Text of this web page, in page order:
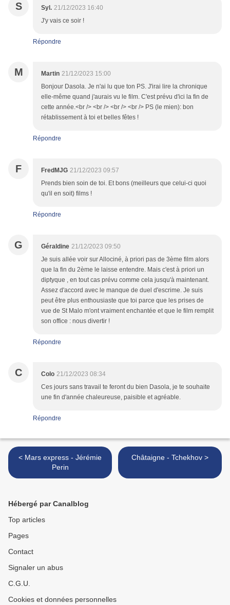
S Syl. 21/12/2023 16:40
J'y vais ce soir !
Répondre
M Martin 21/12/2023 15:00
Bonjour Dasola. Je n'ai lu que ton PS. J'irai lire la chronique
elle-même quand j'aurais vu le film. C'est prévu d'ici la fin de
cette année.<br /> <br /> <br /> <br /> PS (le mien): bon
rétablissement à toi et belles fêtes !
Répondre
F FredMJG 21/12/2023 09:57
Prends bien soin de toi. Et bons (meilleurs que celui-ci quoi
qu'il en soit) films !
Répondre
G Géraldine 21/12/2023 09:50
Je suis allée voir sur Allociné, à priori pas de 3ème film alors
que la fin du 2ème le laisse entendre. Mais c'est à priori un
diptyque , en tout cas prévu comme cela jusqu'à maintenant.
Assez d'accord avec le manque de duel d'escrime. Je suis
peut être plus enthousiaste que toi parce que les prises de
vue de St Malo m'ont vraiment enchantée et que le film remplit
son office : nous divertir !
Répondre
C Colo 21/12/2023 08:34
Ces jours sans travail te feront du bien Dasola, je te souhaite
une fin d'année chaleureuse, paisible et agréable.
Répondre
< Mars express - Jérémie
Perin
Châtaigne - Tchekhov >
Hébergé par Canalblog
Top articles
Pages
Contact
Signaler un abus
C.G.U.
Cookies et données personnelles